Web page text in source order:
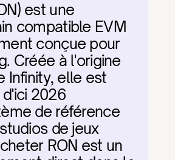
est une
compatible EVM
conçue pour
Créée à l'origine
Infinity, elle est
2026
de référence
de jeux
RON est un